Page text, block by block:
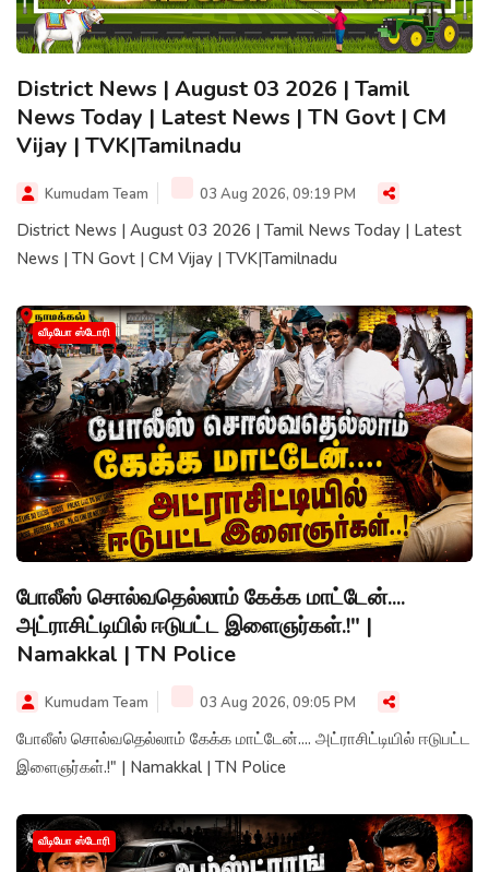
District News | August 03 2026 | Tamil
News Today | Latest News | TN Govt | CM
Vijay | TVK|Tamilnadu
Kumudam Team 03 Aug 2026, 09:19 PM
District News | August 03 2026 | Tamil News Today | Latest
News | TN Govt | CM Vijay | TVK|Tamilnadu
வீடியோ ஸ்டோரி
போலீஸ் சொல்வதெல்லாம் கேக்க மாட்டேன்....
அட்ராசிட்டியில் ஈடுபட்ட இளைஞர்கள்.!" |
Namakkal | TN Police
Kumudam Team 03 Aug 2026, 09:05 PM
போலீஸ் சொல்வதெல்லாம் கேக்க மாட்டேன்.... அட்ராசிட்டியில் ஈடுபட்ட
இளைஞர்கள்.!" | Namakkal | TN Police
வீடியோ ஸ்டோரி